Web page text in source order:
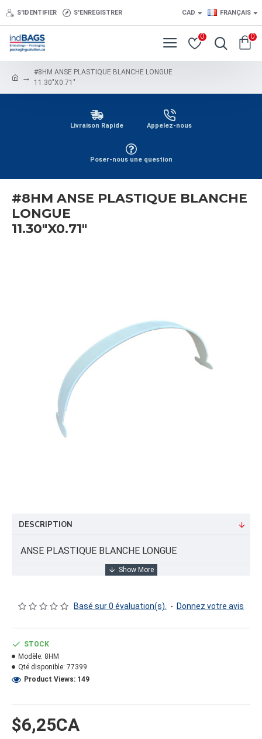
S'IDENTIFIER S'ENREGISTRER CAD FRANÇAIS
0 0
#8HM ANSE PLASTIQUE BLANCHE LONGUE
11.30"X0.71"
Livraison Rapide Appelez-nous
Poser-nous une question
#8HM ANSE PLASTIQUE BLANCHE
LONGUE
11.30"X0.71"
DESCRIPTION
ANSE PLASTIQUE BLANCHE LONGUE
INFORMATION PRODUIT
FORMAT DU PRODUIT
Quantité par emballage: 2000.00
Poids: 31.00
Volume cubique: 0.75 pieds cubes
Basé sur 0 évaluation(s). - Donnez votre avis
$6,25CA
STOCK
Modèle: 8HM
Qté disponible: 77399
Product Views: 149